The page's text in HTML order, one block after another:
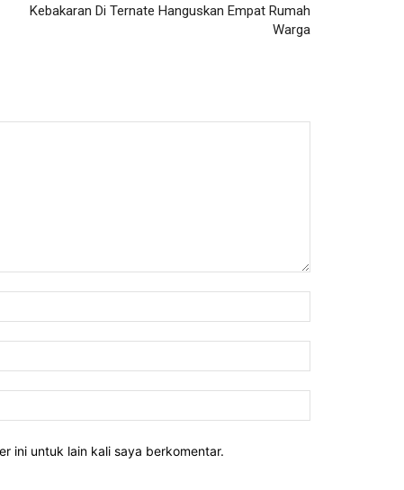
Kebakaran Di Ternate Hanguskan Empat Rumah
Warga
ini untuk lain kali saya berkomentar.